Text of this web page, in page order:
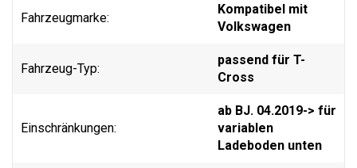
Fahrzeugmarke:
Kompatibel mit
Volkswagen
Fahrzeug-Typ:
passend für T-
Cross
Einschränkungen:
ab BJ. 04.2019-> für
variablen
Ladeboden unten